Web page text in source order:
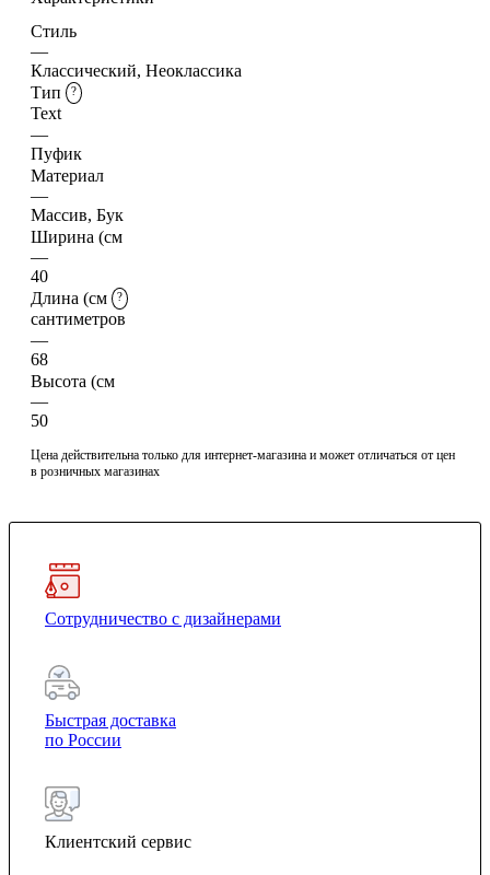
Стиль
—
Классический, Неоклассика
Тип
?
Text
—
Пуфик
Материал
—
Массив, Бук
Ширина (см
—
40
Длина (см
?
сантиметров
—
68
Высота (см
—
50
Цена действительна только для интернет-магазина и может отличаться от цен
в розничных магазинах
Сотрудничество с дизайнерами
Быстрая доставка
по России
Клиентский сервис